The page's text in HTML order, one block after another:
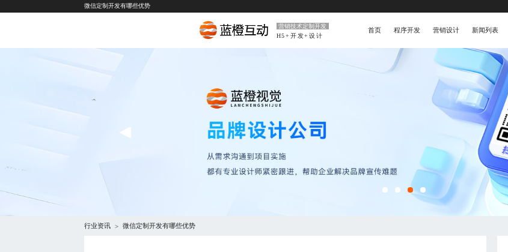
微信定制开发有哪些优势
营销技术定制开发
H5+开发+设计
首页 程序开发 营销设计 新闻列表
行业资讯 > 微信定制开发有哪些优势